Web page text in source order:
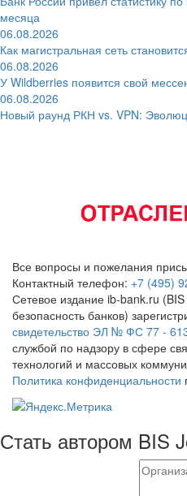
месяца
06.08.2026
Как магистральная сеть
06.08.2026
У Wildberries появится свой
06.08.2026
Новый раунд РКН vs. VPN:
Все вопросы и пожелания
Контактный телефон: +7 (495)
Сетевое издание ib-bank.ru
безопасность банков)
свидетельство ЭЛ № ФС 77 -
службой по надзору в сфере
технологий и массовых
Политика конфиденциальности
Стать автором BIS